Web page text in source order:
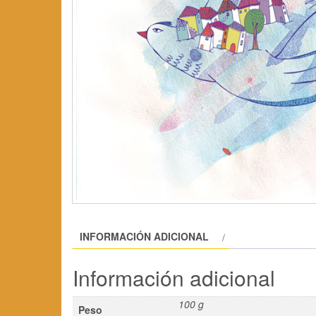
INFORMACIÓN ADICIONAL
Información adicional
Peso 100 g